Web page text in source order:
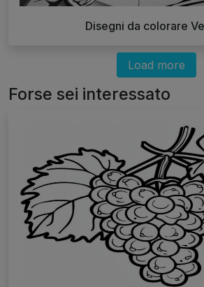
Disegni da colorare
Load more
Forse sei interessato